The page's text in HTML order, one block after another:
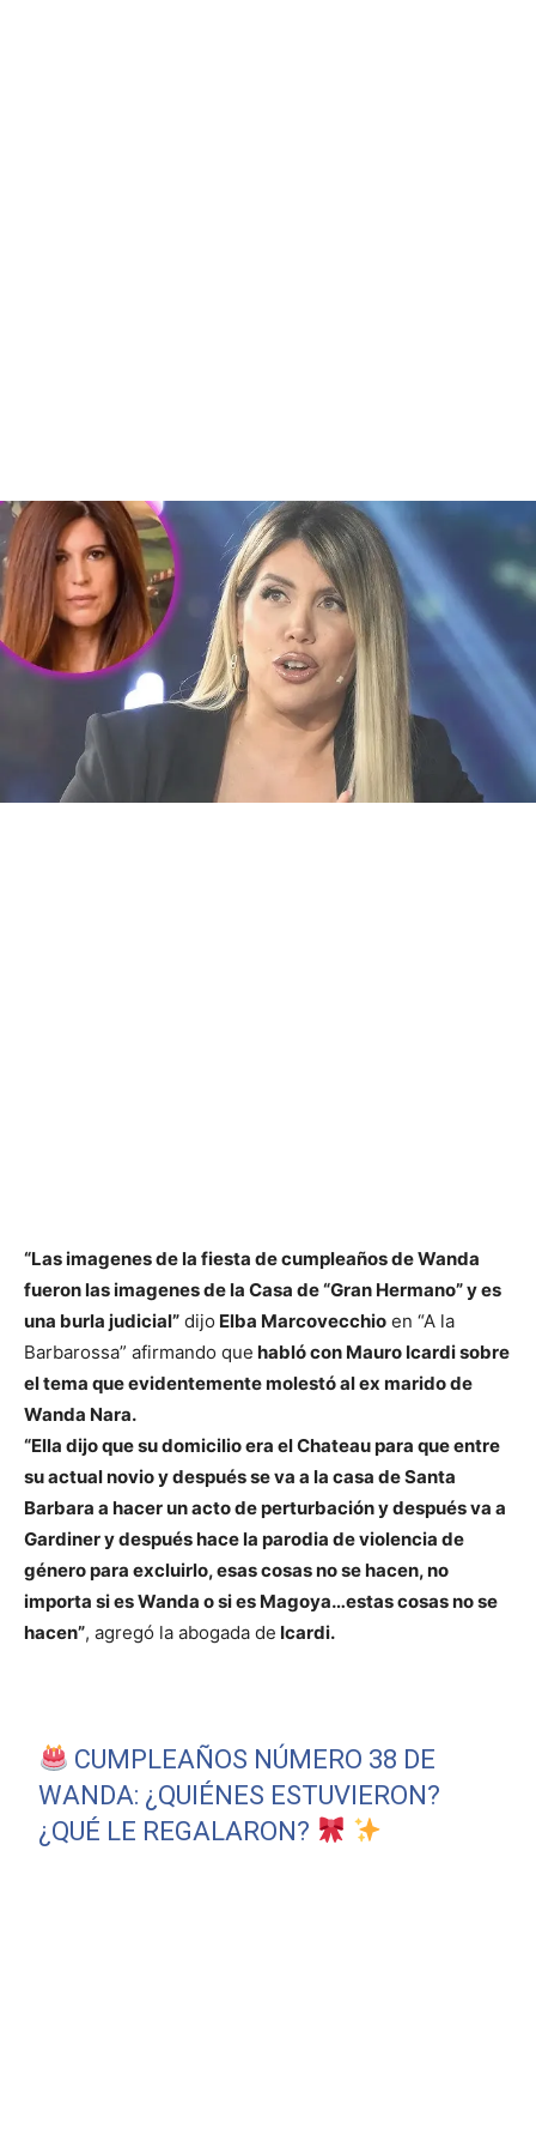
“Las imagenes de la fiesta de cumpleaños de Wanda
fueron las imagenes de la Casa de “Gran Hermano” y es
una burla judicial” dijo Elba Marcovecchio en “A la
Barbarossa” afirmando que habló con Mauro Icardi sobre
el tema que evidentemente molestó al ex marido de
Wanda Nara.
“Ella dijo que su domicilio era el Chateau para que entre
su actual novio y después se va a la casa de Santa
Barbara a hacer un acto de perturbación y después va a
Gardiner y después hace la parodia de violencia de
género para excluirlo, esas cosas no se hacen, no
importa si es Wanda o si es Magoya…estas cosas no se
hacen”, agregó la abogada de Icardi.
CUMPLEAÑOS NÚMERO 38 DE
WANDA: ¿QUIÉNES ESTUVIERON?
¿QUÉ LE REGALARON?